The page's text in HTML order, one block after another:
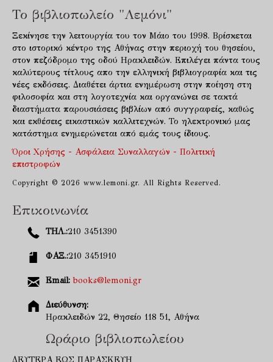
Το βιβλιοπωλείο "Λεμόνι"
Ξεκίνησε την λειτουργία του τον Μάιο του 1998. Βρίσκεται
στο ιστορικό κέντρο της Αθήνας στην περιοχή του θησείου,
στον πεζόδρομο της οδού Ηρακλειδών. Επιλέγει πάντα τους
καλύτερους τίτλους απο την ελληνική βιβλιογραφία και τις
νέες εκδόσεις. Διαθέτει άρτια ενημέρωση στην ποίηση στη
φιλοσοφία και στη λογοτεχνία και οργανώνει σε τακτά
διαστήματα παρουσιάσεις βιβλίων από συγγραφείς, καθώς
και εκθέσεις εικαστικών καλλιτεχνών. Το ηλεκτρονικό μας
κατάστημα ενημερώνεται από εμάς τους ίδιους.
Όροι Χρήσης - Ασφάλεια Συναλλαγών - Πολιτική
επιστροφών
Copyright © 2026 www.lemoni.gr. All Rights Reserved.
Επικοινωνία
ΤΗΛ.:210 3451390
ΦΑΞ.:210 3451910
Email: books@lemoni.gr
Διεύθυνση:
Ηρακλειδών 22, Θησείο 118 51, Αθήνα
Ωράριο βιβλιοπωλείου
ΔΕΥΤΕΡΑ ΕΩΣ ΠΑΡΑΣΚΕΥΗ